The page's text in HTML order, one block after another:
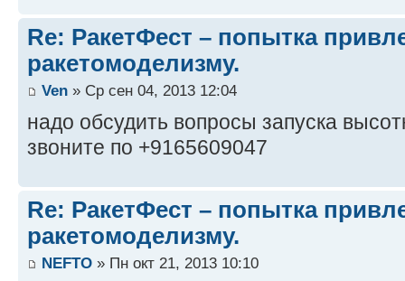
Re: РакетФест – попытка
ракетомоделизму.
Ven » Ср сен 04, 2013 12:04
надо обсудить вопросы запуска
звоните по +9165609047
Re: РакетФест – попытка
ракетомоделизму.
NEFTO » Пн окт 21, 2013 10:10